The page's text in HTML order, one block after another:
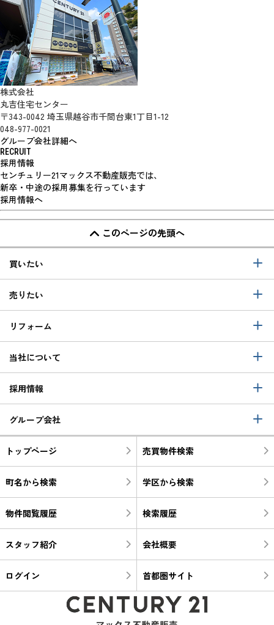
株式会社
丸吉住宅センター
〒343-0042 埼玉県越谷市千間台東1丁目1-12
048-977-0021
グループ会社詳細へ
RECRUIT
採用情報
センチュリー21マックス不動産販売では、
新卒・中途の採用募集を行っています
採用情報へ
このページの先頭へ
買いたい
売りたい
リフォーム
当社について
採用情報
グループ会社
トップページ 売買物件検索
町名から検索 学区から検索
物件閲覧履歴 検索履歴
スタッフ紹介 会社概要
ログイン 首都圏サイト